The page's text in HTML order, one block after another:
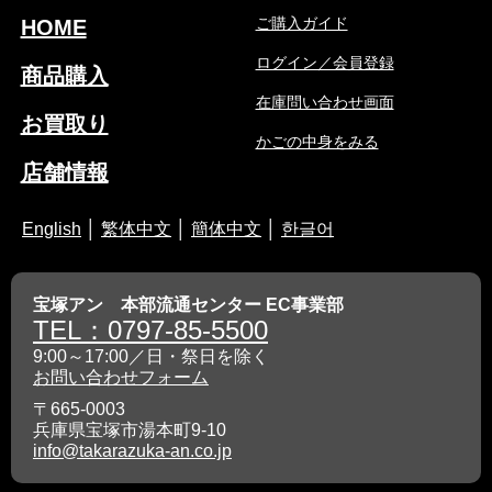
HOME
商品購入
お買取り
店舗情報
ご購入ガイド
ログイン／会員登録
在庫問い合わせ画面
かごの中身をみる
English 繁体中文 簡体中文 한글어
宝塚アン 本部流通センター EC事業部
TEL：0797-85-5500
9:00～17:00／日・祭日を除く
お問い合わせフォーム
〒665-0003
兵庫県宝塚市湯本町9-10
info@takarazuka-an.co.jp